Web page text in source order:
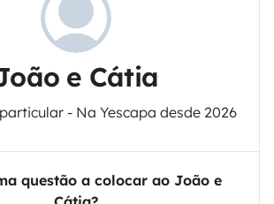
e Cátia
- Na Yescapa desde 2026
questão a colocar ao João e